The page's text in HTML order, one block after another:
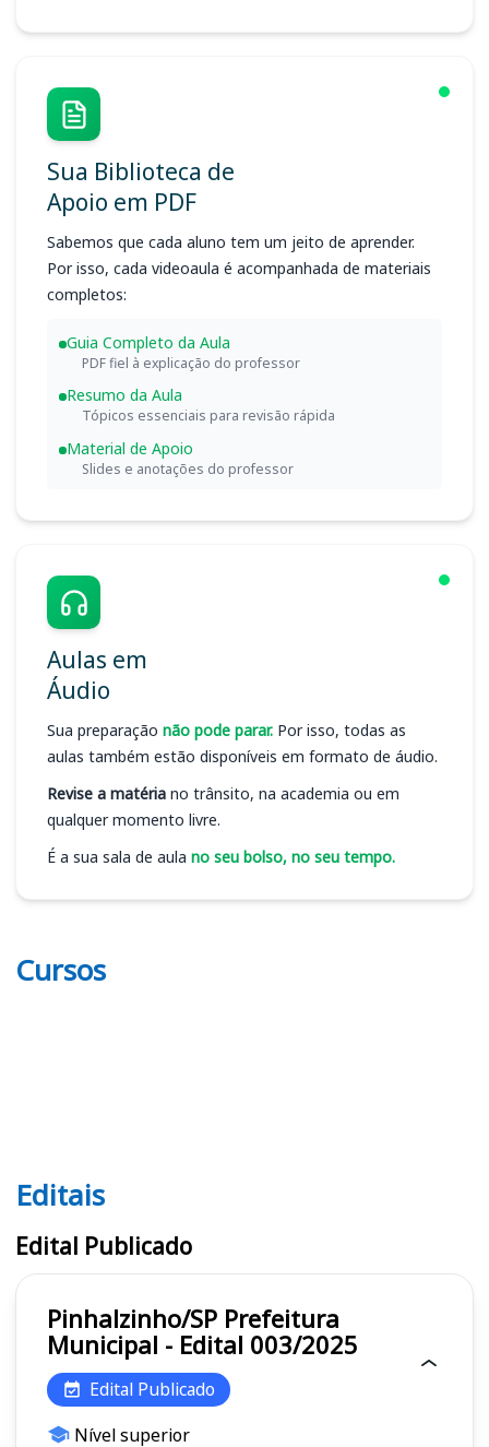
Sua Biblioteca de
Apoio em PDF
Sabemos que cada aluno tem um jeito de aprender.
Por isso, cada videoaula é acompanhada de materiais
completos:
Guia Completo da Aula
PDF fiel à explicação do professor
Resumo da Aula
Tópicos essenciais para revisão rápida
Material de Apoio
Slides e anotações do professor
Aulas em
Áudio
Sua preparação não pode parar. Por isso, todas as
aulas também estão disponíveis em formato de áudio.
Revise a matéria no trânsito, na academia ou em
qualquer momento livre.
É a sua sala de aula no seu bolso, no seu tempo.
Cursos
Editais
Editais
Edital Publicado
Pinhalzinho/SP Prefeitura
Municipal - Edital 003/2025
Edital Publicado
Nível superior